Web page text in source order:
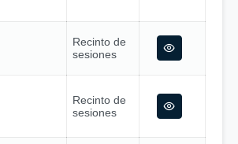
Recinto de
sesiones
Recinto de
sesiones